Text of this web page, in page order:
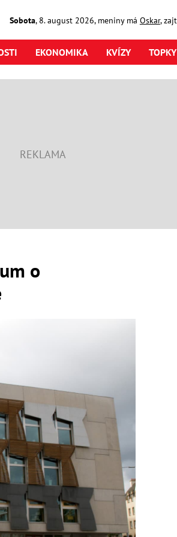
Sobota, 8. august2026, meniny má Oskar,
EKONOMIKA KVÍZY
o